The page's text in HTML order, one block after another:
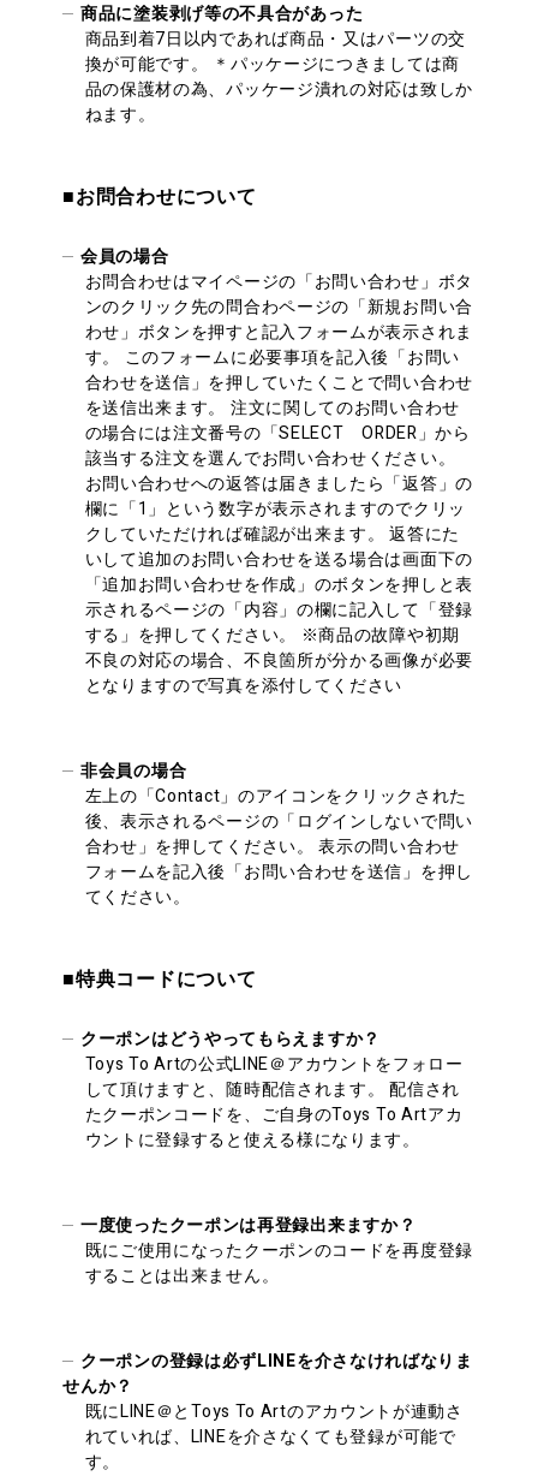
商品に塗装剥げ等の不具合があった
商品到着7日以内であれば商品・又はパーツの交
換が可能です。 ＊パッケージにつきましては商
品の保護材の為、パッケージ潰れの対応は致しか
ねます。
■お問合わせについて
会員の場合
お問合わせはマイページの「お問い合わせ」ボタ
ンのクリック先の問合わページの「新規お問い合
わせ」ボタンを押すと記入フォームが表示されま
す。 このフォームに必要事項を記入後「お問い
合わせを送信」を押していたくことで問い合わせ
を送信出来ます。 注文に関してのお問い合わせ
の場合には注文番号の「SELECT ORDER」から
該当する注文を選んでお問い合わせください。
お問い合わせへの返答は届きましたら「返答」の
欄に「1」という数字が表示されますのでクリッ
クしていただければ確認が出来ます。 返答にた
いして追加のお問い合わせを送る場合は画面下の
「追加お問い合わせを作成」のボタンを押しと表
示されるページの「内容」の欄に記入して「登録
する」を押してください。 ※商品の故障や初期
不良の対応の場合、不良箇所が分かる画像が必要
となりますので写真を添付してください
非会員の場合
左上の「Contact」のアイコンをクリックされた
後、表示されるページの「ログインしないで問い
合わせ」を押してください。 表示の問い合わせ
フォームを記入後「お問い合わせを送信」を押し
てください。
■特典コードについて
クーポンはどうやってもらえますか？
Toys To Artの公式LINE＠アカウントをフォロー
して頂けますと、随時配信されます。 配信され
たクーポンコードを、ご自身のToys To Artアカ
ウントに登録すると使える様になります。
一度使ったクーポンは再登録出来ますか？
既にご使用になったクーポンのコードを再度登録
することは出来ません。
クーポンの登録は必ずLINEを介さなければなりま
せんか？
既にLINE＠とToys To Artのアカウントが連動さ
れていれば、LINEを介さなくても登録が可能で
す。